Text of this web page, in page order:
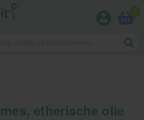
0
etherische olie